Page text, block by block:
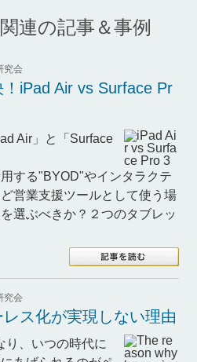
連の記事＆事例
究会
iPad Air vs Surface Pr
Air」と「Surface
する"BYOD"やインタラクテ
営業支援ツールとして使う場
選ぶべきか？２つのタブレッ
究会
ス化が実現しない理由
り、いつの時代に